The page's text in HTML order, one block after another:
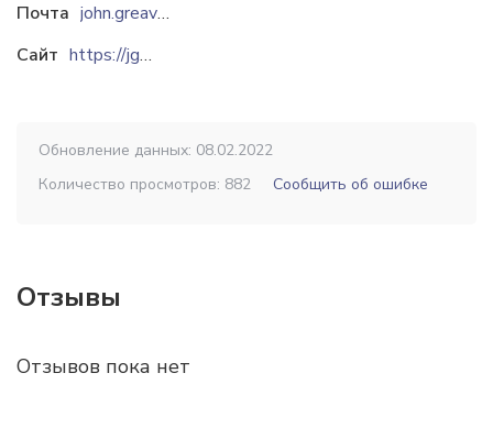
Почта
john.greaves.energy@gmail.com
Сайт
https://jgenergy.com.ua
Обновление данных: 08.02.2022
Количество просмотров: 882
Сообщить об ошибке
Отзывы
Отзывов пока нет